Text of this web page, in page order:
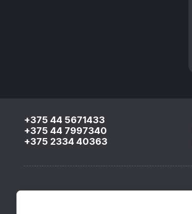
+375 44 5671433
+375 44 7997340
+375 2334 40363